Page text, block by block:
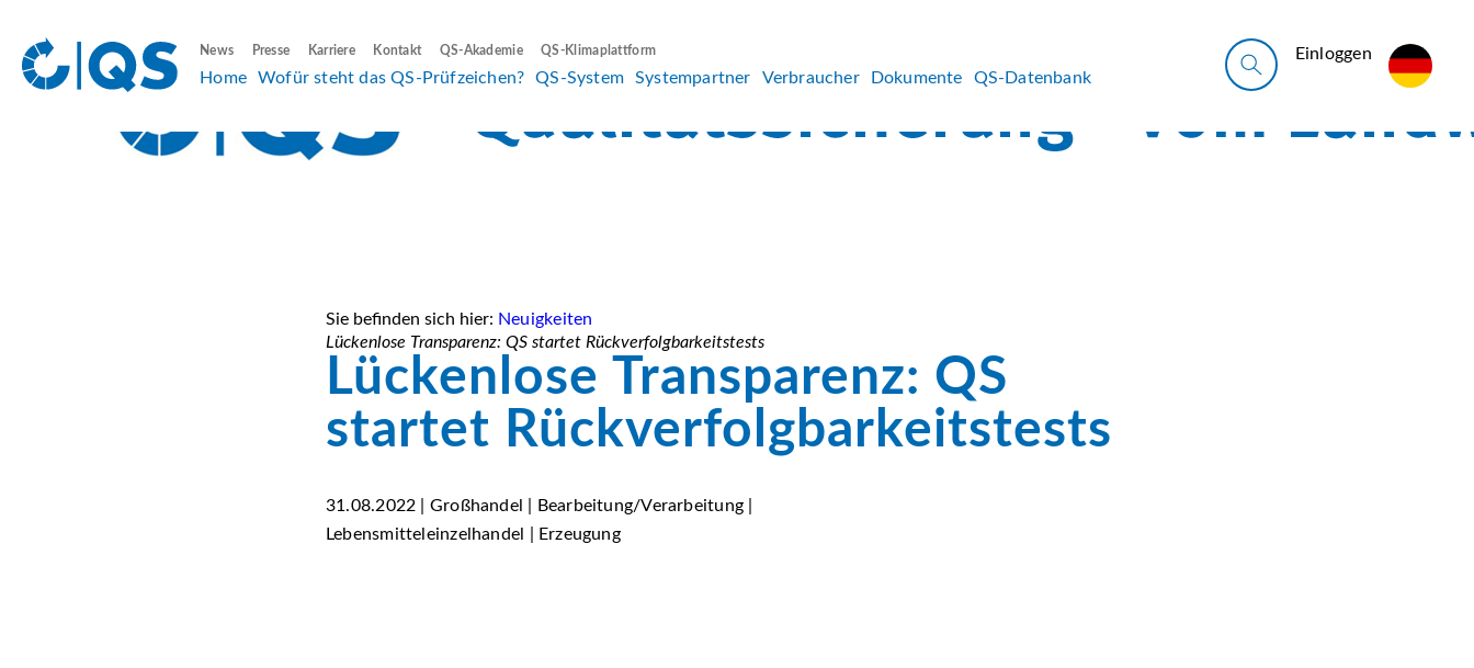
News Presse Karriere Kontakt QS-Akademie QS-Klimaplattform
Home Wofür steht das QS-Prüfzeichen? QS-System Systempartner Verbraucher Dokumente QS-Datenbank
Ein­log­gen
Sie befinden sich hier: Neuigkeiten
Lückenlose Transparenz: QS startet Rückverfolgbarkeitstests
Lückenlose Transparenz: QS
startet Rückverfolgbarkeitstests
31.08.2022 | Großhandel | Bearbeitung/Verarbeitung |
Lebensmitteleinzelhandel | Erzeugung